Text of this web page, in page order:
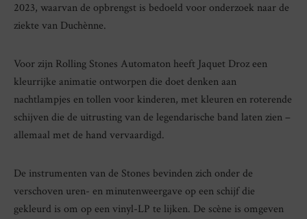
2023, waarvan de opbrengst is bedoeld voor onderzoek naar de
ziekte van Duchènne.
Voor zijn Rolling Stones Automaton heeft Jaquet Droz een
kleurrijke animatie ontworpen die doet denken aan
nachtlampjes en tollen voor kinderen, met kleuren en roterende
schijven die de uitrusting van de legendarische band laten zien –
allemaal met de hand vervaardigd.
De instrumenten van de Stones bevinden zich onder de
verschoven uren- en minutenweergave op een schijf die
gekleurd is om op een vinyl-LP te lijken. De scène is omgeven